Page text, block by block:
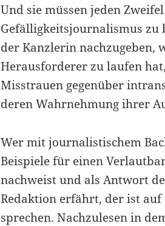
Und sie müssen jeden
Gefälligkeitsjournalismus zu
der Kanzlerin nachzugeben,
Herausforderer zu laufen
Misstrauen gegenüber
deren Wahrnehmung ihrer
Wer mit journalistischem
Beispiele für einen
nachweist und als Antwort
Redaktion erfährt, der ist
sprechen. Nachzulesen in